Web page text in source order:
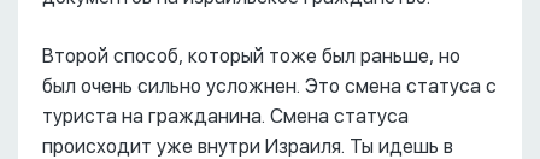
Второй способ, который тоже был раньше, но
был очень сильно усложнен. Это смена статуса с
туриста на гражданина. Смена статуса
происходит уже внутри Израиля. Ты идешь в